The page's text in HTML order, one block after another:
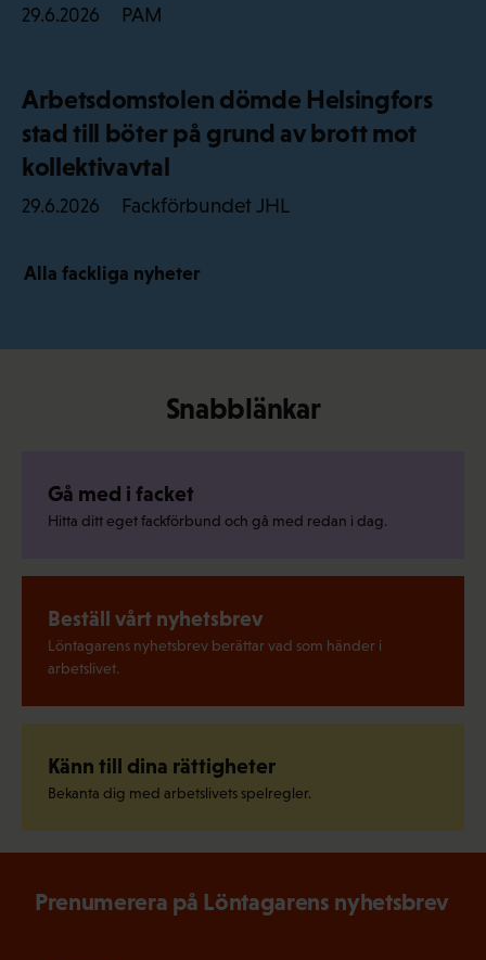
29.6.2026 PAM
Arbetsdomstolen dömde Helsingfors
stad till böter på grund av brott mot
kollektivavtal
29.6.2026 Fackförbundet JHL
Alla fackliga nyheter
Snabblänkar
Gå med i facket
Hitta ditt eget fackförbund och gå med redan i dag.
Beställ vårt nyhetsbrev
Löntagarens nyhetsbrev berättar vad som händer i
arbetslivet.
Känn till dina rättigheter
Bekanta dig med arbetslivets spelregler.
Prenumerera på Löntagarens nyhetsbrev